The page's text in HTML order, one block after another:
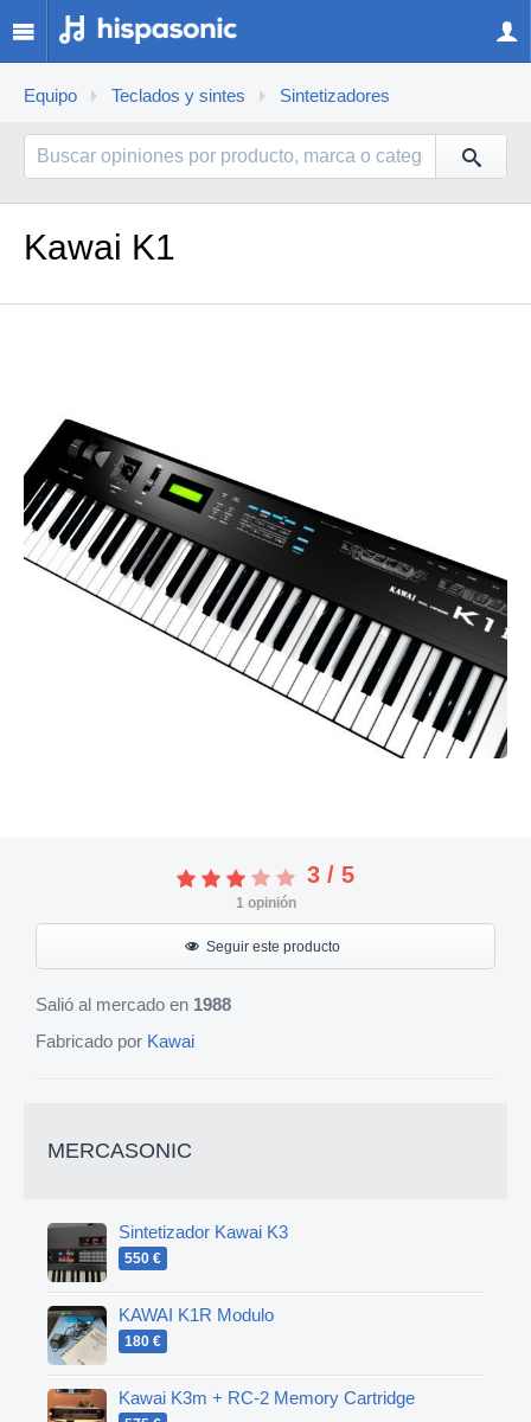
Equipo Teclados y sintes Sintetizadores
Kawai K1
3 / 5
1opinión
Seguir este producto
Salió al mercado en 1988
Fabricado por Kawai
MERCASONIC
Sintetizador Kawai K3
550 €
KAWAI K1R Modulo
180 €
Kawai K3m + RC-2 Memory Cartridge